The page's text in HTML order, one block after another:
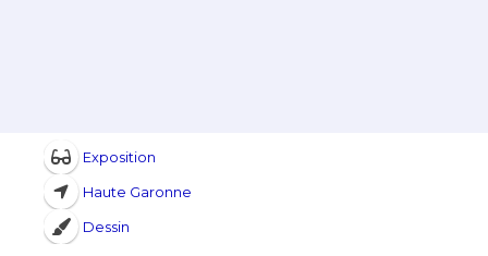
Exposition
Haute Garonne
Dessin